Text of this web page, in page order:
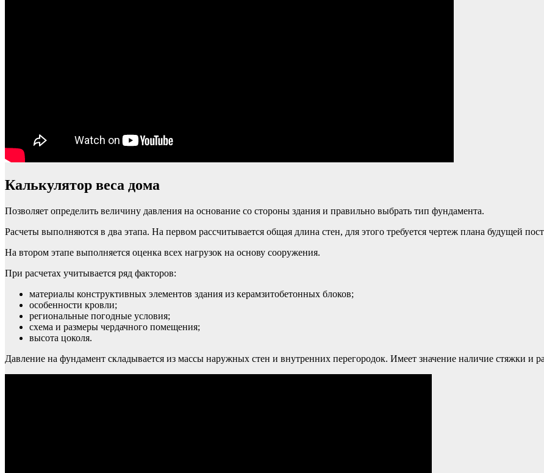
Калькулятор веса дома
Позволяет определить величину давления на основание со стороны здания и правильно выбрать тип фундамента.
Расчеты выполняются в два этапа. На первом рассчитывается общая длина стен, для этого требуется чертеж плана будущей
На втором этапе выполняется оценка всех нагрузок на основу сооружения.
При расчетах учитывается ряд факторов:
материалы конструктивных элементов здания из керамзитобетонных блоков;
особенности кровли;
региональные погодные условия;
схема и размеры чердачного помещения;
высота цоколя.
Давление на фундамент складывается из массы наружных стен и внутренних перегородок. Имеет значение наличие стяжки и